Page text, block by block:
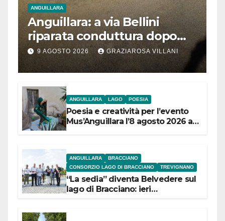
ANGUILLARA
Anguillara: a via Bellini
riparata conduttura dopo
segnalazione IdD
9 AGOSTO 2026 GRAZIAROSA VILLANI
ANGUILLARA LAGO POESIA
Poesia e creatività per l’evento
Mus’Anguillara l’8 agosto 2026 al
ANGUILLARA
BRACCIANO
CONSORZIO LAGO DI BRACCIANO
TREVIGNANO
“La sedia” diventa Belvedere sul
lago di Bracciano: ieri